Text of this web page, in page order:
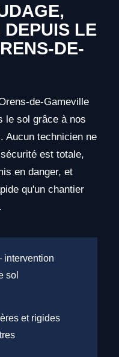
DEPUIS LE
DE-
de-Gameville
le sol grâce à nos
Aucun technicien ne
est totale,
en danger, et
qu'un chantier
sol
et rigides